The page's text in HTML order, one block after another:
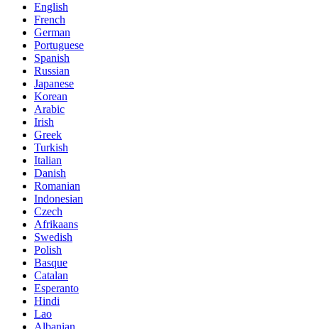
English
French
German
Portuguese
Spanish
Russian
Japanese
Korean
Arabic
Irish
Greek
Turkish
Italian
Danish
Romanian
Indonesian
Czech
Afrikaans
Swedish
Polish
Basque
Catalan
Esperanto
Hindi
Lao
Albanian